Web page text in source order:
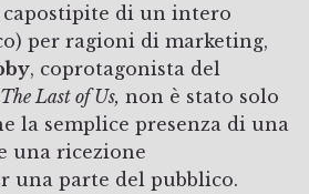
capostipite di un intero
per ragioni di marketing,
, coprotagonista del
The Last of Us, non è stato solo
la semplice presenza di una
una ricezione
una parte del pubblico.